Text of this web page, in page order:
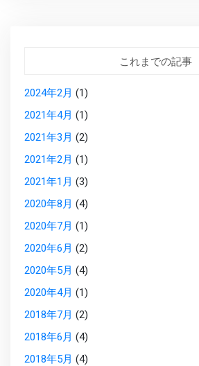
これまでの記事
2024年2月 (1)
2021年4月 (1)
2021年3月 (2)
2021年2月 (1)
2021年1月 (3)
2020年8月 (4)
2020年7月 (1)
2020年6月 (2)
2020年5月 (4)
2020年4月 (1)
2018年7月 (2)
2018年6月 (4)
2018年5月 (4)